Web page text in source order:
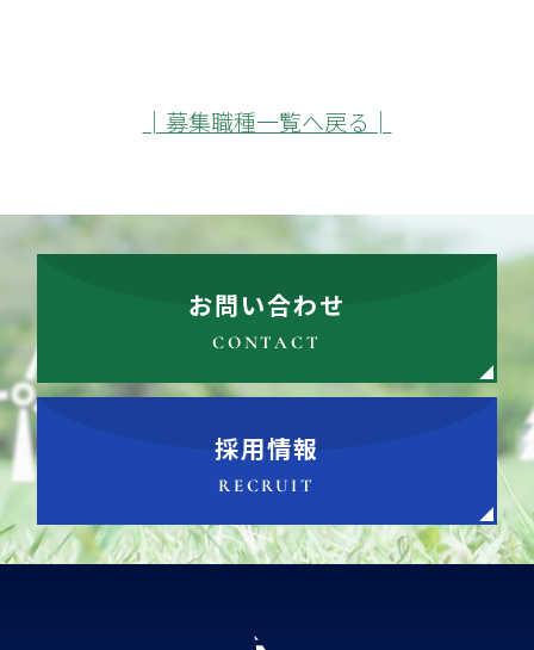
│募集職種一覧へ戻る│
お問い合わせ
CONTACT
採用情報
RECRUIT